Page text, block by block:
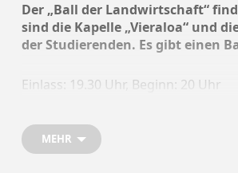
Der „Ball der Landwirtschaft“
sind die Kapelle „Vieraloa“ und
der Studierenden. Es gibt einen
Einlass: 19.30 Uhr, Beginn: 20 Uhr
Neu: Reservierung der Tische per E-
MEHR